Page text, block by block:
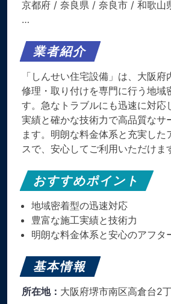
京都府 / 奈良県 / 奈良市 / 和歌山
…
業者紹介
「しんせい住宅設備」は、大阪府
修理・取り付けを専門に行う地域
す。急なトラブルにも迅速に対応
実績と確かな技術力で高品質なサ
ます。明朗な料金体系と充実した
スで、安心してご利用いただけま
おすすめポイント
地域密着型の迅速対応
豊富な施工実績と技術力
明朗な料金体系と安心のアフタ
基本情報
所在地： 大阪府堺市南区高倉台2